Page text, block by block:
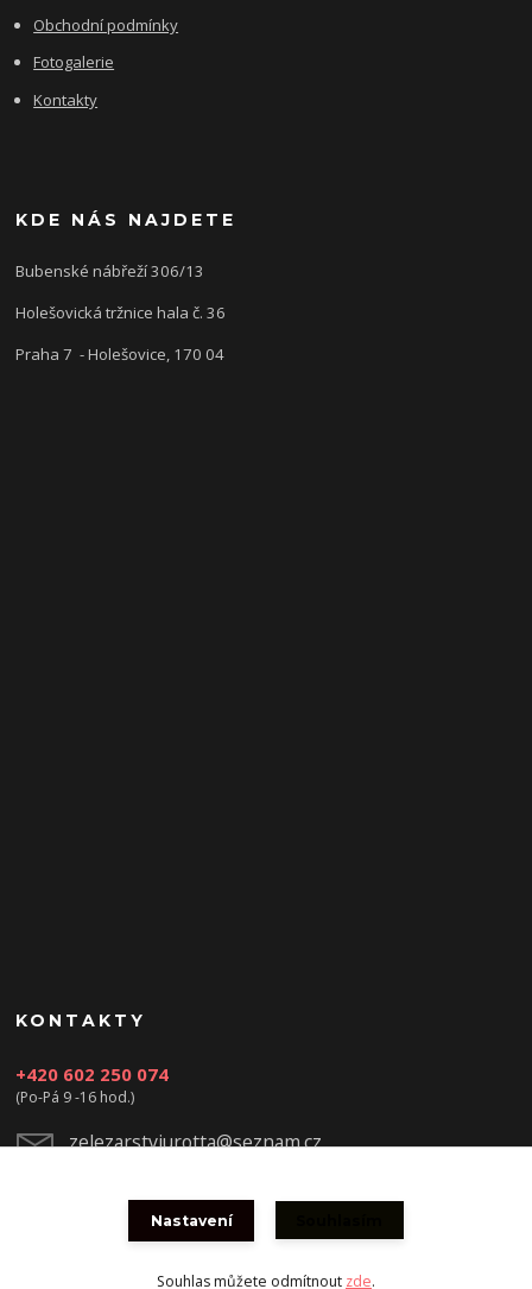
Obchodní podmínky
Fotogalerie
Kontakty
KDE NÁS NAJDETE
Bubenské nábřeží 306/13
Holešovická tržnice hala č. 36
Praha 7 - Holešovice, 170 04
KONTAKTY
+420 602 250 074
(Po-Pá 9 -16 hod.)
zelezarstviurotta@seznam.cz
Nastavení
Souhlas můžete odmítnout zde.